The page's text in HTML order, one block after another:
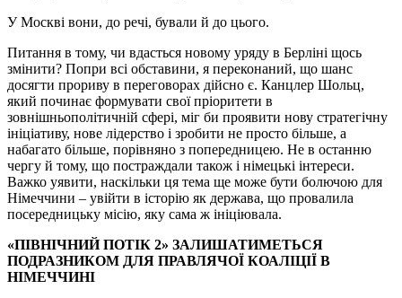
У Москві вони, до речі, бували й до цього.
Питання в тому, чи вдасться новому уряду в Берліні щось
змінити? Попри всі обставини, я переконаний, що шанс
досягти прориву в переговорах дійсно є. Канцлер Шольц,
який починає формувати свої пріоритети в
зовнішньополітичній сфері, міг би проявити нову стратегічну
ініціативу, нове лідерство і зробити не просто більше, а
набагато більше, порівняно з попередницею. Не в останню
чергу й тому, що постраждали також і німецькі інтереси.
Важко уявити, наскільки ця тема ще може бути болючою для
Німеччини – увійти в історію як держава, що провалила
посередницьку місію, яку сама ж ініціювала.
«ПІВНІЧНИЙ ПОТІК 2» ЗАЛИШАТИМЕТЬСЯ
ПОДРАЗНИКОМ ДЛЯ ПРАВЛЯЧОЇ КОАЛІЦІЇ В
НІМЕЧЧИНІ